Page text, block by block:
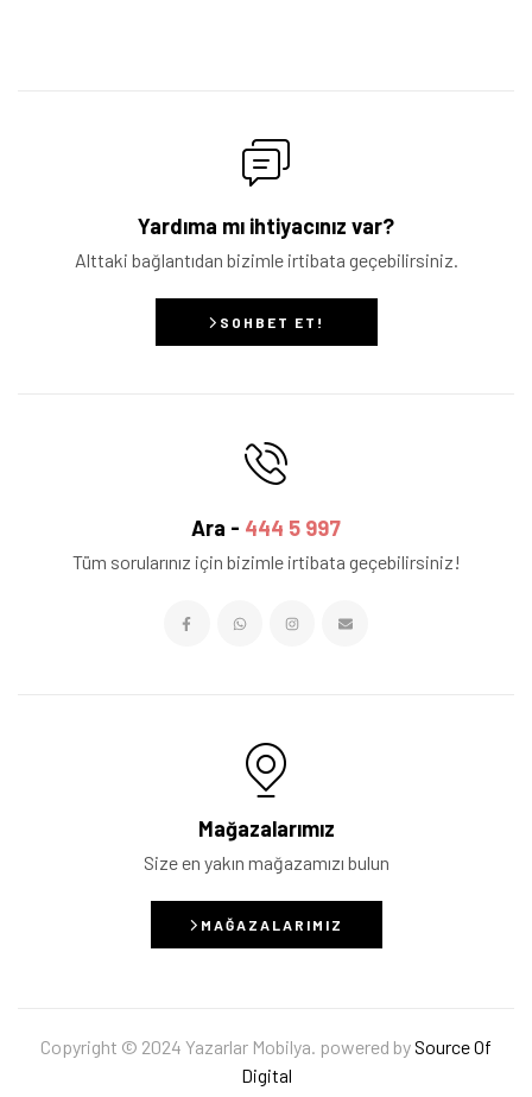
Yardıma mı ihtiyacınız var?
Alttaki bağlantıdan bizimle irtibata geçebilirsiniz.
SOHBET ET!
Ara - 444 5 997
Tüm sorularınız için bizimle irtibata geçebilirsiniz!
Mağazalarımız
Size en yakın mağazamızı bulun
MAĞAZALARIMIZ
Copyright © 2024 Yazarlar Mobilya. powered bySource Of
Digital